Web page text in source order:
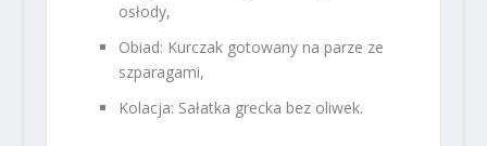
osłody,
Obiad: Kurczak gotowany na parze ze
szparagami,
Kolacja: Sałatka grecka bez oliwek.